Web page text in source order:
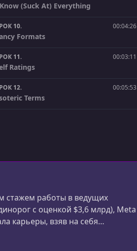
(Suck At) Everything
10. 00:04:26
Formats
11. 00:03:11
Ratings
12. 00:05:53
Terms
Don't Tell
16. 00:05:32
стажем работы в ведущих
с оценкой $3,6 млрд), Meta
карьеры, взяв на себя
как первый